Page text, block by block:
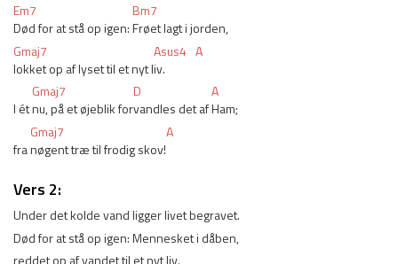
Em7
Bm7
Død for at stå op igen: Frøet lagt i jorden,
Gmaj7
Asus4 A
lokket op af lyset til et nyt liv.
Gmaj7
D
A
I ét nu, på et øjeblik forvandles det af Ham;
Gmaj7
A
fra nøgent træ til frodig skov!
Vers 2:
Under det kolde vand ligger livet begravet.
Død for at stå op igen: Mennesket i dåben,